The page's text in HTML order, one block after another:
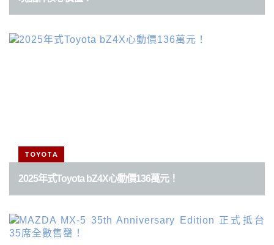
TOYOTA
2025年式Toyota bZ4X心動價136萬元！